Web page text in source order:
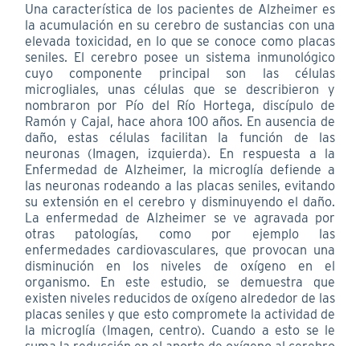
Una característica de los pacientes de Alzheimer es
la acumulación en su cerebro de sustancias con una
elevada toxicidad, en lo que se conoce como placas
seniles. El cerebro posee un sistema inmunológico
cuyo componente principal son las células
microgliales, unas células que se describieron y
nombraron por Pío del Río Hortega, discípulo de
Ramón y Cajal, hace ahora 100 años. En ausencia de
daño, estas células facilitan la función de las
neuronas (Imagen, izquierda). En respuesta a la
Enfermedad de Alzheimer, la microglía defiende a
las neuronas rodeando a las placas seniles, evitando
su extensión en el cerebro y disminuyendo el daño.
La enfermedad de Alzheimer se ve agravada por
otras patologías, como por ejemplo las
enfermedades cardiovasculares, que provocan una
disminución en los niveles de oxígeno en el
organismo. En este estudio, se demuestra que
existen niveles reducidos de oxígeno alrededor de las
placas seniles y que esto compromete la actividad de
la microglía (Imagen, centro). Cuando a esto se le